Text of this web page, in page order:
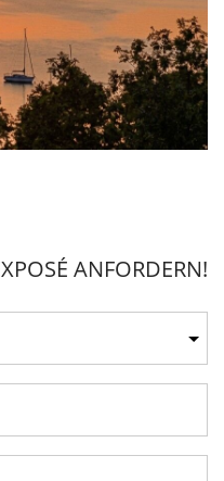
ANFORDERN!